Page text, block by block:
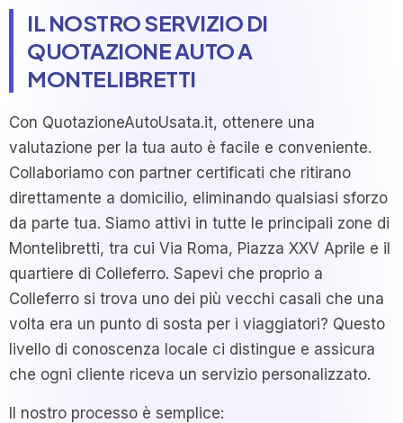
IL NOSTRO SERVIZIO DI
QUOTAZIONE AUTO A
MONTELIBRETTI
Con QuotazioneAutoUsata.it, ottenere una
valutazione per la tua auto è facile e conveniente.
Collaboriamo con partner certificati che ritirano
direttamente a domicilio, eliminando qualsiasi sforzo
da parte tua. Siamo attivi in tutte le principali zone di
Montelibretti, tra cui Via Roma, Piazza XXV Aprile e il
quartiere di Colleferro. Sapevi che proprio a
Colleferro si trova uno dei più vecchi casali che una
volta era un punto di sosta per i viaggiatori? Questo
livello di conoscenza locale ci distingue e assicura
che ogni cliente riceva un servizio personalizzato.
Il nostro processo è semplice: